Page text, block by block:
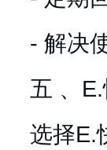
- 解决
五 、
选择E.